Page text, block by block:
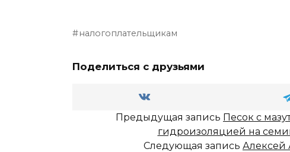
налогоплательщикам
Поделиться с друзьями
Предыдущая запись Песок с
гидроизоляцией на
Следующая запись Алексей